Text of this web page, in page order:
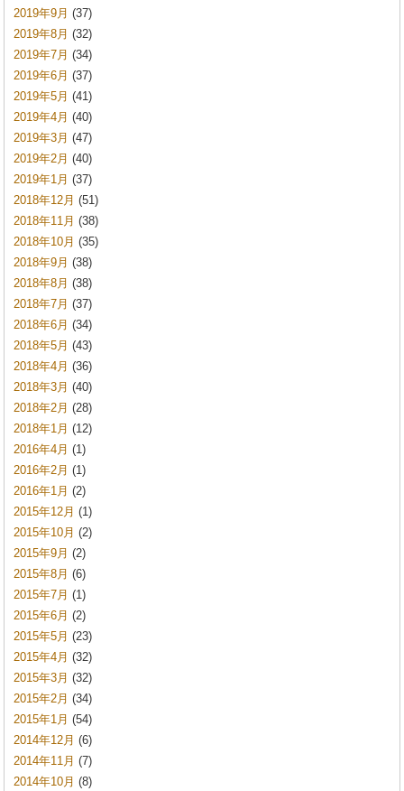
2019年9月 (37)
2019年8月 (32)
2019年7月 (34)
2019年6月 (37)
2019年5月 (41)
2019年4月 (40)
2019年3月 (47)
2019年2月 (40)
2019年1月 (37)
2018年12月 (51)
2018年11月 (38)
2018年10月 (35)
2018年9月 (38)
2018年8月 (38)
2018年7月 (37)
2018年6月 (34)
2018年5月 (43)
2018年4月 (36)
2018年3月 (40)
2018年2月 (28)
2018年1月 (12)
2016年4月 (1)
2016年2月 (1)
2016年1月 (2)
2015年12月 (1)
2015年10月 (2)
2015年9月 (2)
2015年8月 (6)
2015年7月 (1)
2015年6月 (2)
2015年5月 (23)
2015年4月 (32)
2015年3月 (32)
2015年2月 (34)
2015年1月 (54)
2014年12月 (6)
2014年11月 (7)
2014年10月 (8)